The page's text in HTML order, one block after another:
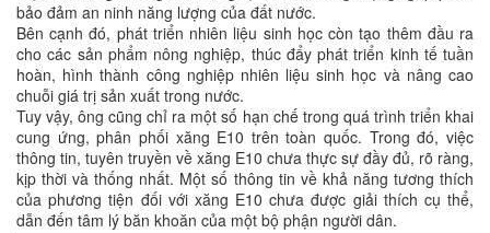
bảo đảm an ninh năng lượng của đất nước.
Bên cạnh đó, phát triển nhiên liệu sinh học còn tạo thêm đầu ra
cho các sản phẩm nông nghiệp, thúc đẩy phát triển kinh tế tuần
hoàn, hình thành công nghiệp nhiên liệu sinh học và nâng cao
chuỗi giá trị sản xuất trong nước.
Tuy vậy, ông cũng chỉ ra một số hạn chế trong quá trình triển khai
cung ứng, phân phối xăng E10 trên toàn quốc. Trong đó, việc
thông tin, tuyên truyền về xăng E10 chưa thực sự đầy đủ, rõ ràng,
kịp thời và thống nhất. Một số thông tin về khả năng tương thích
của phương tiện đối với xăng E10 chưa được giải thích cụ thể,
dẫn đến tâm lý băn khoăn của một bộ phận người dân.